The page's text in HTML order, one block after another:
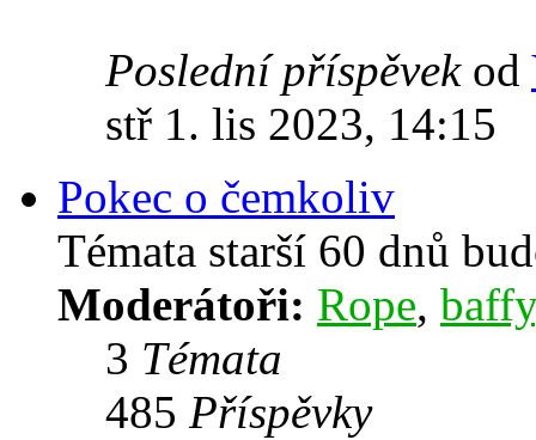
Poslední příspěvekod
stř 1. lis 2023, 14:15
Pokec o čemkoliv
Témata starší 60 dnů
Moderátoři: Rope, baffy
3 Témata
485 Příspěvky